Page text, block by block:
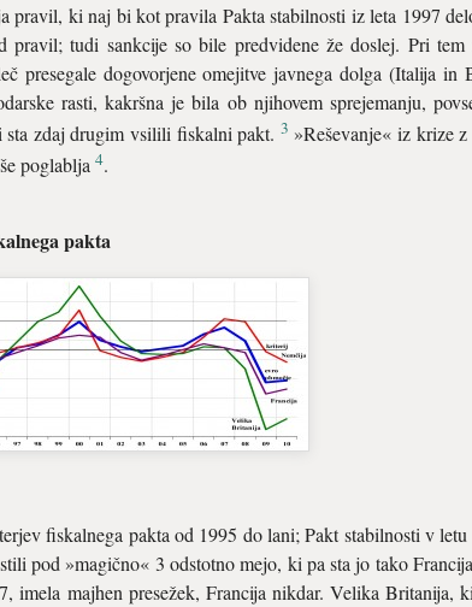
pravil, ki naj bi kot pravila Pakta stabilnosti iz leta 1997
pravil; tudi sankcije so bile predvidene že doslej. Pri
presegale dogovorjene omejitve javnega dolga (Italija in
rasti, kakršna je bila ob njihovem sprejemanju,
zdaj drugim vsilili fiskalni pakt. 3 »Reševanje« iz krize
poglablja 4.
pakta
fiskalnega pakta od 1995 do lani; Pakt stabilnosti v
pod »magično« 3 odstotno mejo, ki pa sta jo tako
majhen presežek, Francija nikdar. Velika Britanija,